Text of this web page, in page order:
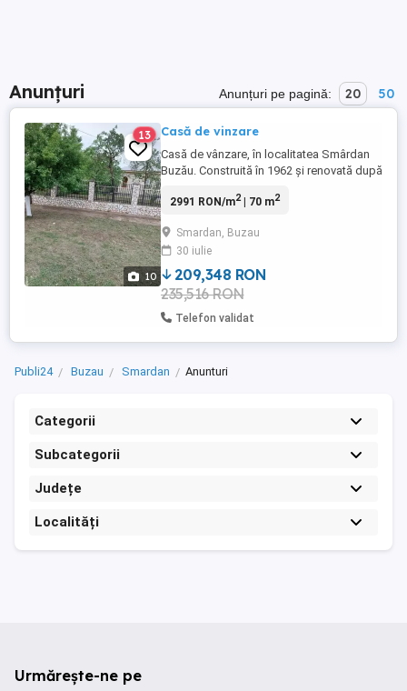
Anunțuri Anunțuri pe pagină: 20 50
10
13 Casă de vinzare
Casă de vânzare, în localitatea Smârdan
Buzău. Construită în 1962 și renovată după
și alte utilități. Camerele au dușumele,
teracotă. Casa este racordată la curent
electric și are fântână în curte cu hidrofor
și pompă. ...
2991 RON/m2| 70 m2
Smardan, Buzau
30 iulie
209,348 RON
235,516 RON
Telefon validat
Publi24 Buzau Smardan Anunturi
Categorii
Subcategorii
Județe
Localități
Urmărește-ne pe